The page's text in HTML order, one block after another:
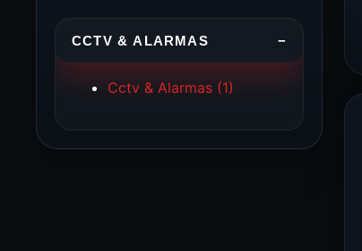
CCTV & ALARMAS −
Cctv & Alarmas (1)